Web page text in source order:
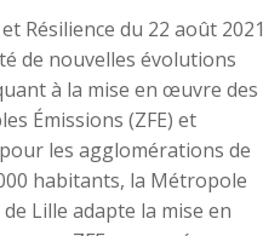
Résilience du 22 août 2021
de nouvelles évolutions
à la mise en œuvre des
Émissions (ZFE) et
les agglomérations de
habitants, la Métropole
Lille adapte la mise en